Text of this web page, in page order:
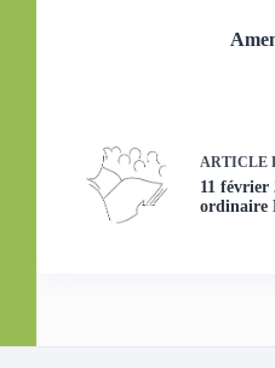
ARTICLE
11 février
ordinaire